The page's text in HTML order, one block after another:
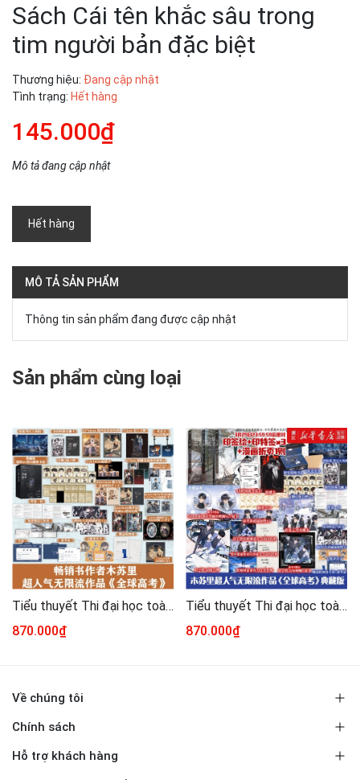
Sách Cái tên khắc sâu trong
tim người bản đặc biệt
Thương hiệu: Đang cập nhật
Tình trạng: Hết hàng
145.000₫
Mô tả đang cập nhật
Hết hàng
MÔ TẢ SẢN PHẨM
Thông tin sản phẩm đang được cập nhật
Sản phẩm cùng loại
Tiểu thuyết Thi đại học toàn cầu 1+2+3 - VER 17 [BẢN TRUNG]
870.000₫
Tiểu thuyết Thi đại học toàn cầu 1+2+3 - VER 16 [BẢN TRUNG]
870.000₫
Về chúng tôi
Chính sách
Hỗ trợ khách hàng